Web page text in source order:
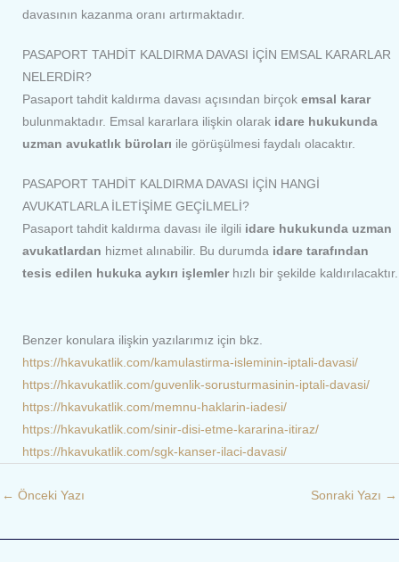
davasının kazanma oranı artırmaktadır.
PASAPORT TAHDİT KALDIRMA DAVASI İÇİN EMSAL KARARLAR
NELERDİR?
Pasaport tahdit kaldırma davası açısından birçok emsal karar
bulunmaktadır. Emsal kararlara ilişkin olarak idare hukukunda
uzman avukatlık büroları ile görüşülmesi faydalı olacaktır.
PASAPORT TAHDİT KALDIRMA DAVASI İÇİN HANGİ
AVUKATLARLA İLETİŞİME GEÇİLMELİ?
Pasaport tahdit kaldırma davası ile ilgili idare hukukunda uzman
avukatlardan hizmet alınabilir. Bu durumda idare tarafından
tesis edilen hukuka aykırı işlemlerhızlı bir şekilde kaldırılacaktır.
Benzer konulara ilişkin yazılarımız için bkz.
https://hkavukatlik.com/kamulastirma-isleminin-iptali-davasi/
https://hkavukatlik.com/guvenlik-sorusturmasinin-iptali-davasi/
https://hkavukatlik.com/memnu-haklarin-iadesi/
https://hkavukatlik.com/sinir-disi-etme-kararina-itiraz/
https://hkavukatlik.com/sgk-kanser-ilaci-davasi/
← Önceki Yazı Sonraki Yazı →